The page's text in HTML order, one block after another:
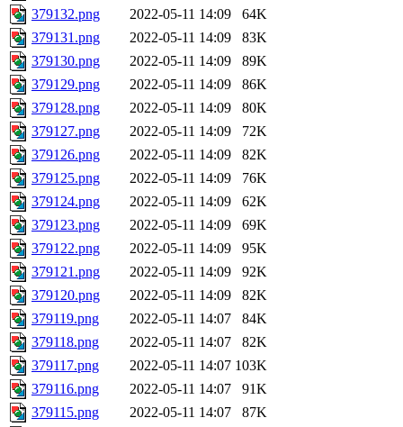
379132.png
2022-05-11 14:09
64K
379131.png
2022-05-11 14:09
83K
379130.png
2022-05-11 14:09
89K
379129.png
2022-05-11 14:09
86K
379128.png
2022-05-11 14:09
80K
379127.png
2022-05-11 14:09
72K
379126.png
2022-05-11 14:09
82K
379125.png
2022-05-11 14:09
76K
379124.png
2022-05-11 14:09
62K
379123.png
2022-05-11 14:09
69K
379122.png
2022-05-11 14:09
95K
379121.png
2022-05-11 14:09
92K
379120.png
2022-05-11 14:09
82K
379119.png
2022-05-11 14:07
84K
379118.png
2022-05-11 14:07
82K
379117.png
2022-05-11 14:07 103K
379116.png
2022-05-11 14:07
91K
379115.png
2022-05-11 14:07
87K